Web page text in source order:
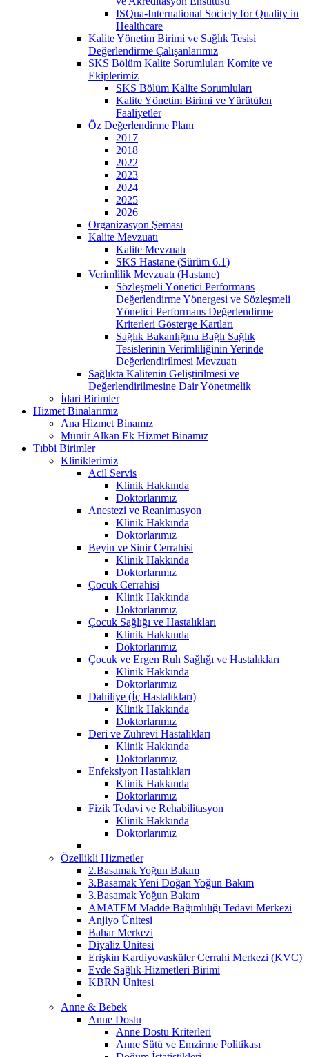
ISQua-International Society for Quality in
Healthcare
Kalite Yönetim Birimi ve Sağlık Tesisi
Değerlendirme Çalışanlarımız
SKS Bölüm Kalite Sorumluları Komite ve
Ekiplerimiz
SKS Bölüm Kalite Sorumluları
Kalite Yönetim Birimi ve Yürütülen
Faaliyetler
Öz Değerlendirme Planı
2017
2018
2022
2023
2024
2025
2026
Organizasyon Şeması
Kalite Mevzuatı
Kalite Mevzuatı
SKS Hastane (Sürüm 6.1)
Verimlilik Mevzuatı (Hastane)
Sözleşmeli Yönetici Performans
Değerlendirme Yönergesi ve Sözleşmeli
Yönetici Performans Değerlendirme
Kriterleri Gösterge Kartları
Sağlık Bakanlığına Bağlı Sağlık
Tesislerinin Verimliliğinin Yerinde
Değerlendirilmesi Mevzuatı
Sağlıkta Kalitenin Geliştirilmesi ve
Değerlendirilmesine Dair Yönetmelik
İdari Birimler
Hizmet Binalarımız
Ana Hizmet Binamız
Münür Alkan Ek Hizmet Binamız
Tıbbi Birimler
Kliniklerimiz
Acil Servis
Klinik Hakkında
Doktorlarımız
Anestezi ve Reanimasyon
Klinik Hakkında
Doktorlarımız
Beyin ve Sinir Cerrahisi
Klinik Hakkında
Doktorlarımız
Çocuk Cerrahisi
Klinik Hakkında
Doktorlarımız
Çocuk Sağlığı ve Hastalıkları
Klinik Hakkında
Doktorlarımız
Çocuk ve Ergen Ruh Sağlığı ve Hastalıkları
Klinik Hakkında
Doktorlarımız
Dahiliye (İç Hastalıkları)
Klinik Hakkında
Doktorlarımız
Deri ve Zührevi Hastalıkları
Klinik Hakkında
Doktorlarımız
Enfeksiyon Hastalıkları
Klinik Hakkında
Doktorlarımız
Fizik Tedavi ve Rehabilitasyon
Klinik Hakkında
Doktorlarımız
Özellikli Hizmetler
2.Basamak Yoğun Bakım
3.Basamak Yeni Doğan Yoğun Bakım
3.Basamak Yoğun Bakım
AMATEM Madde Bağımlılığı Tedavi Merkezi
Anjiyo Ünitesi
Bahar Merkezi
Diyaliz Ünitesi
Erişkin Kardiyovasküler Cerrahi Merkezi (KVC)
Evde Sağlık Hizmetleri Birimi
KBRN Ünitesi
Anne & Bebek
Anne Dostu
Anne Dostu Kriterleri
Anne Sütü ve Emzirme Politikası